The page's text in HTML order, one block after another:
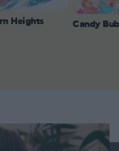
Heights Candy